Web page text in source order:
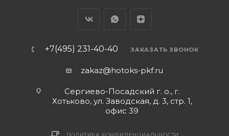
+7(495) 231-40-40 ЗАКАЗАТЬ ЗВОНОК
zakaz@hotoks-pkf.ru
Сергиево-Посадский г. о., г.
Хотьково, ул. Заводская, д. 3, стр. 1,
офис 39